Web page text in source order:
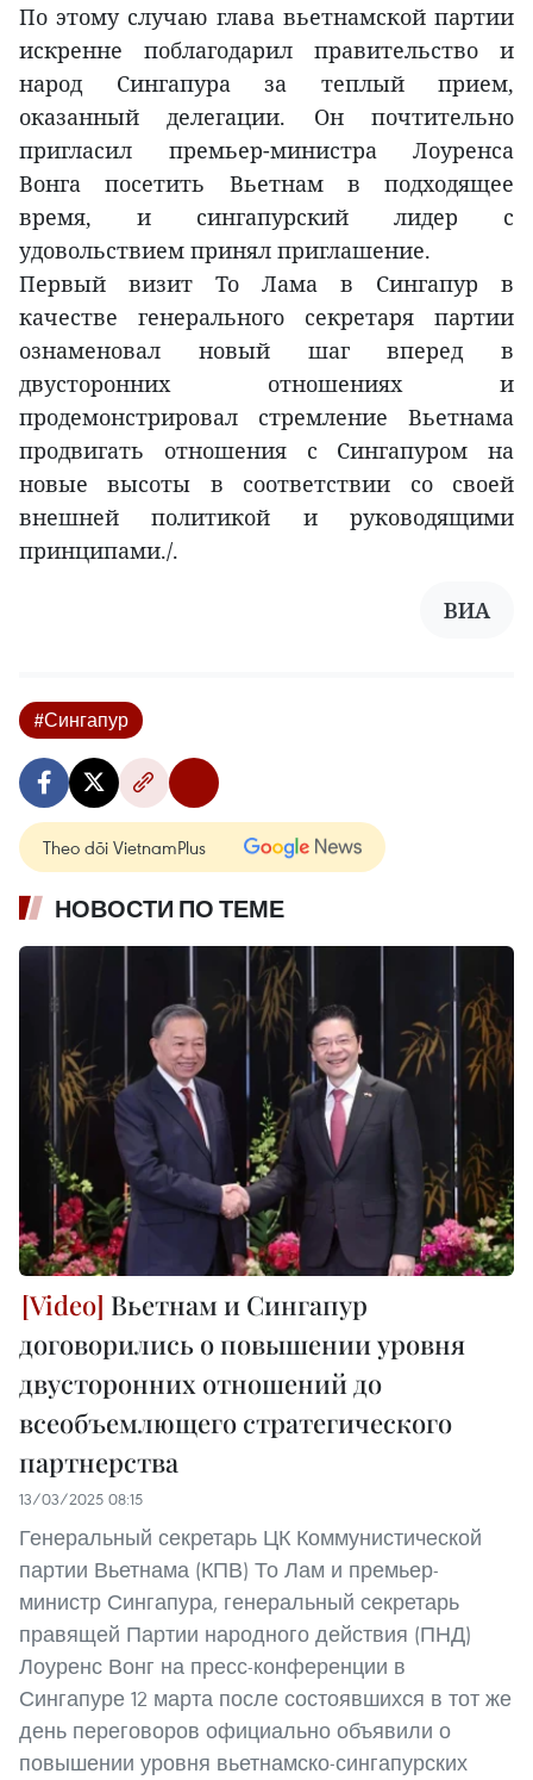
По этому случаю глава вьетнамской партии
искренне поблагодарил правительство и
народ Сингапура за теплый прием,
оказанный делегации. Он почтительно
пригласил премьер-министра Лоуренса
Вонга посетить Вьетнам в подходящее
время, и сингапурский лидер с
удовольствием принял приглашение.
Первый визит То Лама в Сингапур в
качестве генерального секретаря партии
ознаменовал новый шаг вперед в
двусторонних отношениях и
продемонстрировал стремление Вьетнама
продвигать отношения с Сингапуром на
новые высоты в соответствии со своей
внешней политикой и руководящими
принципами./.
ВИА
#Сингапур
Theo dõi VietnamPlus
НОВОСТИ ПО ТЕМЕ
Вьетнам и Сингапур
договорились о повышении уровня
двусторонних отношений до
всеобъемлющего стратегического
партнерства
13/03/2025 08:15
Генеральный секретарь ЦК Коммунистической
партии Вьетнама (КПВ) То Лам и премьер-
министр Сингапура, генеральный секретарь
правящей Партии народного действия (ПНД)
Лоуренс Вонг на пресс-конференции в
Сингапуре 12 марта после состоявшихся в тот же
день переговоров официально объявили о
повышении уровня вьетнамско-сингапурских